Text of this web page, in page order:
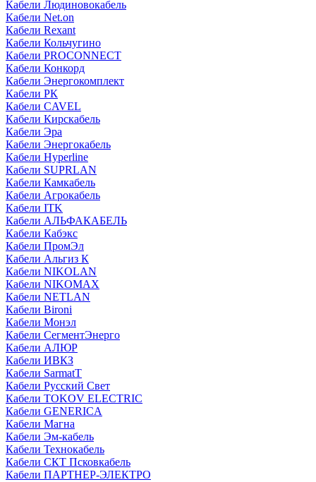
Кабели Людиновокабель
Кабели Net.on
Кабели Rexant
Кабели Кольчугино
Кабели PROCONNECT
Кабели Конкорд
Кабели Энергокомплект
Кабели РК
Кабели CAVEL
Кабели Кирскабель
Кабели Эра
Кабели Энергокабель
Кабели Hyperline
Кабели SUPRLAN
Кабели Камкабель
Кабели Агрокабель
Кабели ITK
Кабели АЛЬФАКАБЕЛЬ
Кабели Кабэкс
Кабели ПромЭл
Кабели Альгиз К
Кабели NIKOLAN
Кабели NIKOMAX
Кабели NETLAN
Кабели Bironi
Кабели Монэл
Кабели СегментЭнерго
Кабели АЛЮР
Кабели ИВКЗ
Кабели SarmatT
Кабели Русский Свет
Кабели TOKOV ELECTRIC
Кабели GENERICA
Кабели Магна
Кабели Эм-кабель
Кабели Технокабель
Кабели СКТ Псковкабель
Кабели ПАРТНЕР-ЭЛЕКТРО